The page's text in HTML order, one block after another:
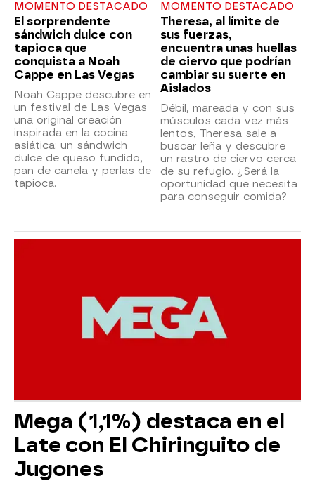
MOMENTO DESTACADO
El sorprendente
sándwich dulce con
tapioca que
conquista a Noah
Cappe en Las Vegas
Noah Cappe descubre en
un festival de Las Vegas
una original creación
inspirada en la cocina
asiática: un sándwich
dulce de queso fundido,
pan de canela y perlas de
tapioca.
MOMENTO DESTACADO
Theresa, al límite de
sus fuerzas,
encuentra unas huellas
de ciervo que podrían
cambiar su suerte en
Aislados
Débil, mareada y con sus
músculos cada vez más
lentos, Theresa sale a
buscar leña y descubre
un rastro de ciervo cerca
de su refugio. ¿Será la
oportunidad que necesita
para conseguir comida?
Mega (1,1%) destaca en el
Late con El Chiringuito de
Jugones